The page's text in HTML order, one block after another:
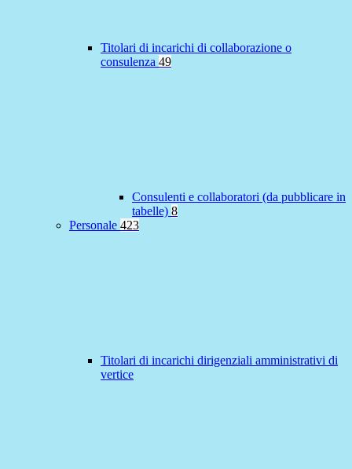
Titolari di incarichi di collaborazione o
consulenza 49
Consulenti e collaboratori (da pubblicare in
tabelle) 8
Personale 423
Titolari di incarichi dirigenziali amministrativi di
vertice